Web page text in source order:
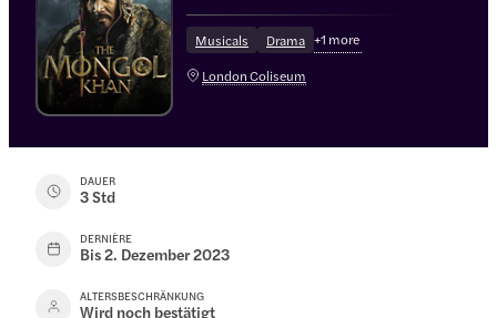
Musicals Drama +1 more
London Coliseum
DAUER
3 Std
DERNIÈRE
Bis 2. Dezember 2023
ALTERSBESCHRÄNKUNG
Wird noch bestätigt